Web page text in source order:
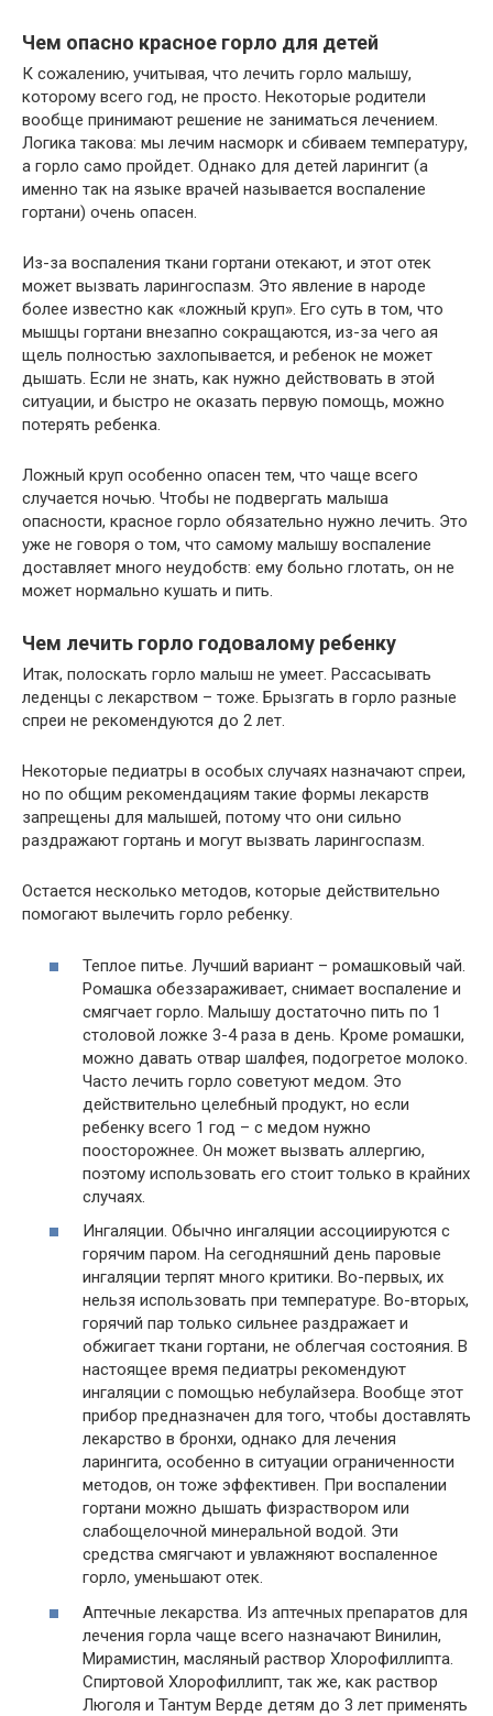
Чем опасно красное горло для детей
К сожалению, учитывая, что лечить горло малышу,
которому всего год, не просто. Некоторые родители
вообще принимают решение не заниматься лечением.
Логика такова: мы лечим насморк и сбиваем температуру,
а горло само пройдет. Однако для детей ларингит (а
именно так на языке врачей называется воспаление
гортани) очень опасен.
Из-за воспаления ткани гортани отекают, и этот отек
может вызвать ларингоспазм. Это явление в народе
более известно как «ложный круп». Его суть в том, что
мышцы гортани внезапно сокращаются, из-за чего ая
щель полностью захлопывается, и ребенок не может
дышать. Если не знать, как нужно действовать в этой
ситуации, и быстро не оказать первую помощь, можно
потерять ребенка.
Ложный круп особенно опасен тем, что чаще всего
случается ночью. Чтобы не подвергать малыша
опасности, красное горло обязательно нужно лечить. Это
уже не говоря о том, что самому малышу воспаление
доставляет много неудобств: ему больно глотать, он не
может нормально кушать и пить.
Чем лечить горло годовалому ребенку
Итак, полоскать горло малыш не умеет. Рассасывать
леденцы с лекарством – тоже. Брызгать в горло разные
спреи не рекомендуются до 2 лет.
Некоторые педиатры в особых случаях назначают спреи,
но по общим рекомендациям такие формы лекарств
запрещены для малышей, потому что они сильно
раздражают гортань и могут вызвать ларингоспазм.
Остается несколько методов, которые действительно
помогают вылечить горло ребенку.
Теплое питье. Лучший вариант – ромашковый чай.
Ромашка обеззараживает, снимает воспаление и
смягчает горло. Малышу достаточно пить по 1
столовой ложке 3-4 раза в день. Кроме ромашки,
можно давать отвар шалфея, подогретое молоко.
Часто лечить горло советуют медом. Это
действительно целебный продукт, но если
ребенку всего 1 год – с медом нужно
поосторожнее. Он может вызвать аллергию,
поэтому использовать его стоит только в крайних
случаях.
Ингаляции. Обычно ингаляции ассоциируются с
горячим паром. На сегодняшний день паровые
ингаляции терпят много критики. Во-первых, их
нельзя использовать при температуре. Во-вторых,
горячий пар только сильнее раздражает и
обжигает ткани гортани, не облегчая состояния. В
настоящее время педиатры рекомендуют
ингаляции с помощью небулайзера. Вообще этот
прибор предназначен для того, чтобы доставлять
лекарство в бронхи, однако для лечения
ларингита, особенно в ситуации ограниченности
методов, он тоже эффективен. При воспалении
гортани можно дышать физраствором или
слабощелочной минеральной водой. Эти
средства смягчают и увлажняют воспаленное
горло, уменьшают отек.
Аптечные лекарства. Из аптечных препаратов для
лечения горла чаще всего назначают Винилин,
Мирамистин, масляный раствор Хлорофиллипта.
Спиртовой Хлорофиллипт, так же, как раствор
Люголя и Тантум Верде детям до 3 лет применять